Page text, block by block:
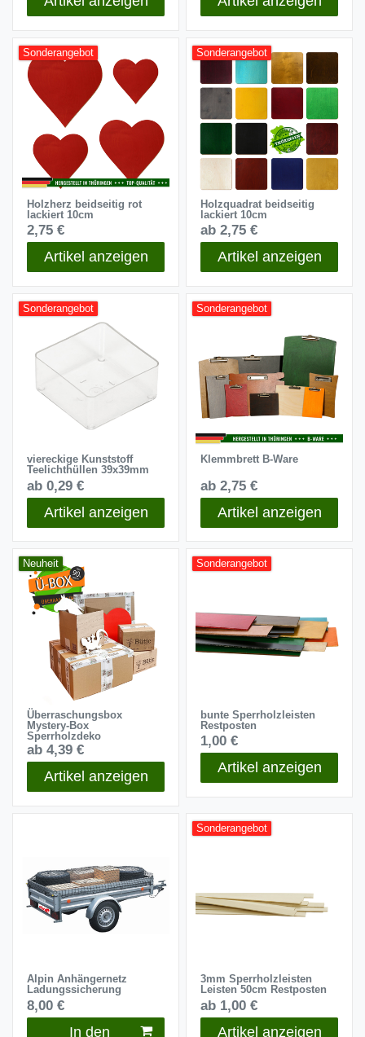
Sonderangebot
Holzherz beidseitig rot
lackiert 10cm
2,75 €
Artikel anzeigen
Sonderangebot
Holzquadrat beidseitig
lackiert 10cm
ab 2,75 €
Artikel anzeigen
Sonderangebot
viereckige Kunststoff
Teelichthüllen 39x39mm
ab 0,29 €
Artikel anzeigen
Sonderangebot
Klemmbrett B-Ware
ab 2,75 €
Artikel anzeigen
Neuheit
Überraschungsbox
Mystery-Box
Sperrholzdeko
ab 4,39 €
Artikel anzeigen
Sonderangebot
bunte Sperrholzleisten
Restposten
1,00 €
Artikel anzeigen
Alpin Anhängernetz
Ladungssicherung
8,00 €
In den
Sonderangebot
3mm Sperrholzleisten
Leisten 50cm Restposten
ab 1,00 €
Artikel anzeigen